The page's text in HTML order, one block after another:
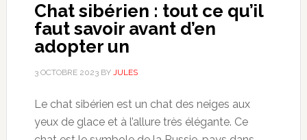
Chat sibérien : tout ce qu’il
faut savoir avant d’en
adopter un
3 OCTOBRE 2023BY JULES
Le chat sibérien est un chat des neiges aux
yeux de glace et à l’allure très élégante. Ce